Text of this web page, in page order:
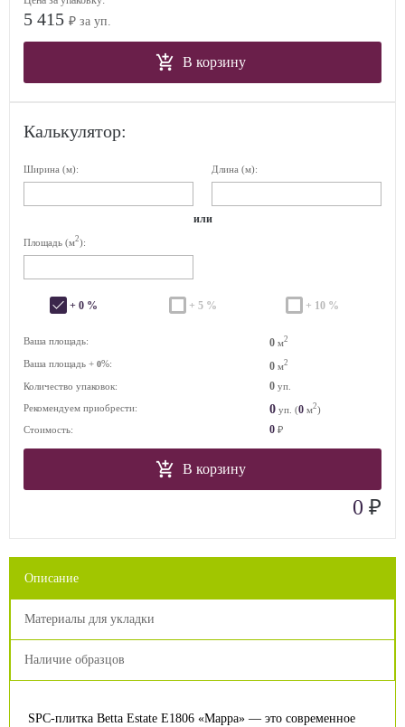
5 415 ₽ за уп.
В корзину
Калькулятор:
Ширина (м): Длина (м):
или
Площадь (м2):
+ 0 % + 5 % + 10 %
Ваша площадь: 0 м2
Ваша площадь + 0%: 0 м2
Количество упаковок: 0 уп.
Рекомендуем приобрести:
0 уп. (0 м2)
Стоимость:
0 ₽
В корзину
0 ₽
Описание
Материалы для укладки
Наличие образцов
SPC-плитка Betta Estate E1806 «Марра» — это современное